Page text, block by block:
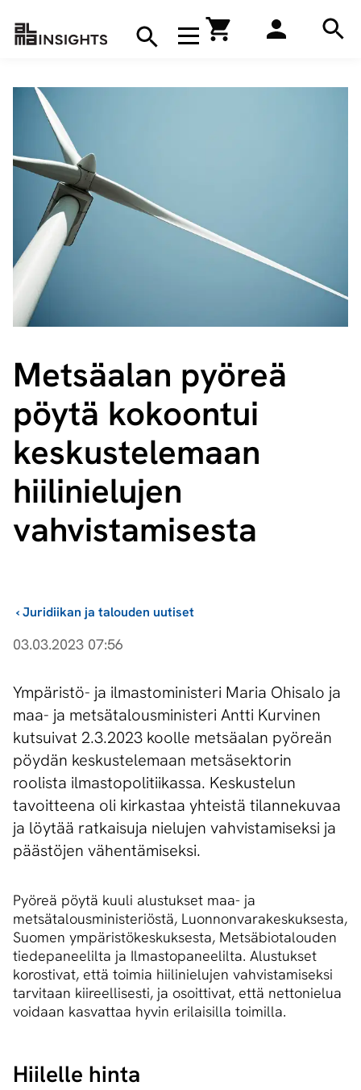
Avaa navigaatio
Hae
Metsäalan pyöreä
pöytä kokoontui
keskustelemaan
hiilinielujen
vahvistamisesta
Juridiikan ja talouden uutiset
›
03.03.2023 07:56
Ympäristö- ja ilmastoministeri Maria Ohisalo ja
maa- ja metsätalousministeri Antti Kurvinen
kutsuivat 2.3.2023 koolle metsäalan pyöreän
pöydän keskustelemaan metsäsektorin
roolista ilmastopolitiikassa. Keskustelun
tavoitteena oli kirkastaa yhteistä tilannekuvaa
ja löytää ratkaisuja nielujen vahvistamiseksi ja
päästöjen vähentämiseksi.
Pyöreä pöytä kuuli alustukset maa- ja
metsätalousministeriöstä, Luonnonvarakeskuksesta,
Suomen ympäristökeskuksesta, Metsäbiotalouden
tiedepaneelilta ja Ilmastopaneelilta. Alustukset
korostivat, että toimia hiilinielujen vahvistamiseksi
tarvitaan kiireellisesti, ja osoittivat, että nettonielua
voidaan kasvattaa hyvin erilaisilla toimilla.
Hiilelle hinta